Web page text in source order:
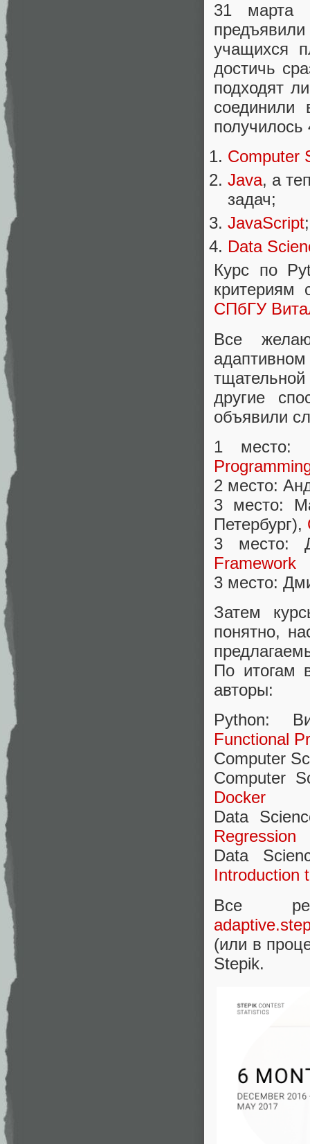
31 марта
учащихся
достичь
подходят
получилось
Computer
Java, а
задач;
JavaScript;
Data
Курс по
критериям
СПбГУ
Все
другие
объявили
1 место:
2 место:
3 место:
Петербург),
3 место:
Framework
3 место:
Затем
понятно,
По итогам
авторы:
Python:
Functional
Computer
Computer
Docker
Data
Regression
Data
Introduction
Все
(или в
Stepik.